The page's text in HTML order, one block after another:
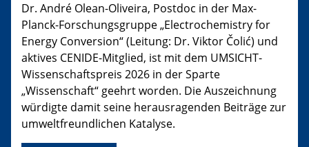
Dr. André Olean-Oliveira, Postdoc in der Max-
Planck-Forschungsgruppe „Electrochemistry for
Energy Conversion“ (Leitung: Dr. Viktor Čolić) und
aktives CENIDE-Mitglied, ist mit dem UMSICHT-
Wissenschaftspreis 2026 in der Sparte
„Wissenschaft“ geehrt worden. Die Auszeichnung
würdigte damit seine herausragenden Beiträge zur
umweltfreundlichen Katalyse.